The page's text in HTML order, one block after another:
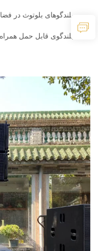
بلندگوهای بلوتوث در
بلندگوی قابل حمل